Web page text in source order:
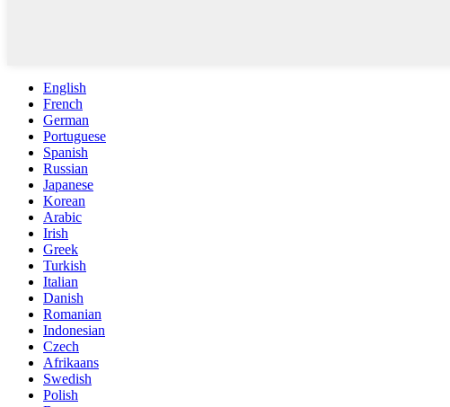
English
French
German
Portuguese
Spanish
Russian
Japanese
Korean
Arabic
Irish
Greek
Turkish
Italian
Danish
Romanian
Indonesian
Czech
Afrikaans
Swedish
Polish